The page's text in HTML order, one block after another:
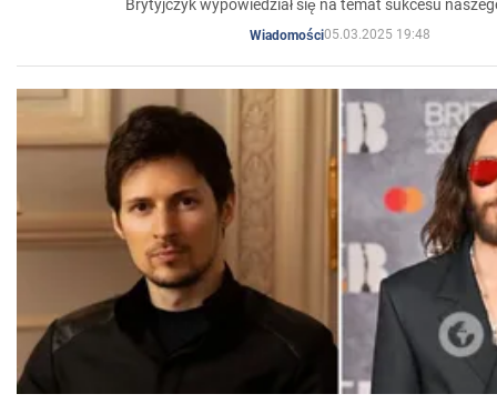
Brytyjczyk wypowiedział się na temat sukcesu
Wiadomości05.03.2025 19:48